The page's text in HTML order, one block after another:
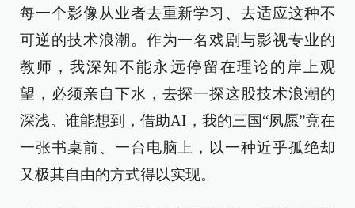
每一个影像从业者去重新学习、去适应这种不
可逆的技术浪潮。作为一名戏剧与影视专业的
教师，我深知不能永远停留在理论的岸上观
望，必须亲自下水，去探一探这股技术浪潮的
深浅。谁能想到，借助AI，我的三国“夙愿”竟在
一张书桌前、一台电脑上，以一种近乎孤绝却
又极其自由的方式得以实现。